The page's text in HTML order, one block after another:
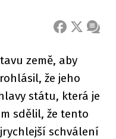
FACEBOOK
X
země, aby
že jeho
státu, která je
sdělil, že tento
schválení